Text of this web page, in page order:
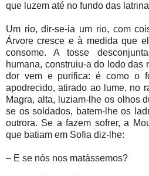
que luzem até no fundo das
Um rio, dir-se-ia um rio, com
Árvore cresce e à medida que
consome. A tosse
humana, construiu-a do lodo das
dor vem e purifica: é como o
apodrecido, atirado ao lume, no
Magra, alta, luziam-lhe os olhos
se os soldados, batem-lhe os
outrora. Se a fazem sofrer, a
que batiam em Sofia diz-lhe:
– E se nós nos matássemos?